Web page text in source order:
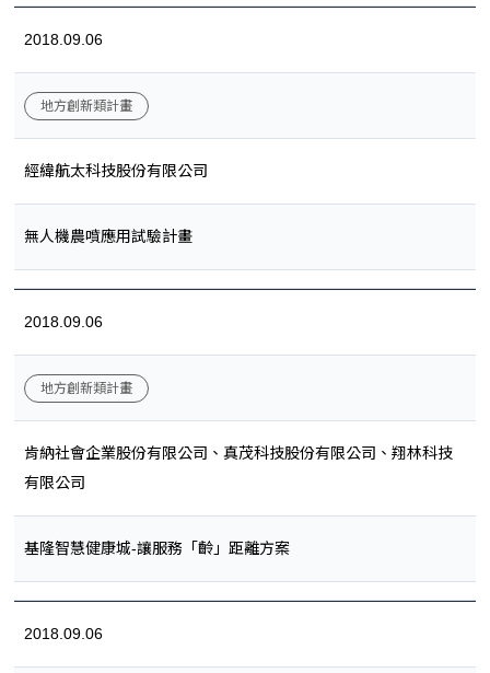
2018.09.06
地方創新類計畫
經緯航太科技股份有限公司
無人機農噴應用試驗計畫
2018.09.06
地方創新類計畫
肯納社會企業股份有限公司、真茂科技股份有限公司、翔林科技
有限公司
基隆智慧健康城-讓服務「齡」距離方案
2018.09.06